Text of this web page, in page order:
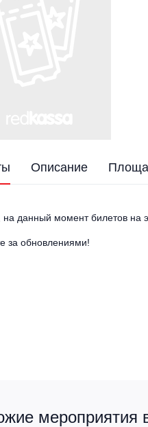
Описание
на данный момент билетов на
за обновлениями!
мероприятия